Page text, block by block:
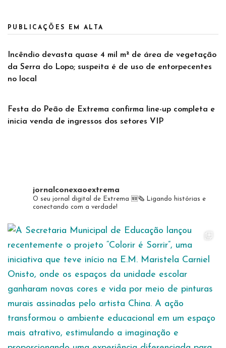
PUBLICAÇÕES EM ALTA
Incêndio devasta quase 4 mil m² de área de vegetação
da Serra do Lopo; suspeita é de uso de entorpecentes
no local
Festa do Peão de Extrema confirma line-up completa e
inicia venda de ingressos dos setores VIP
jornalconexaoextrema
O seu jornal digital de Extrema 🆕️🗞 Ligando histórias e
conectando com a verdade!